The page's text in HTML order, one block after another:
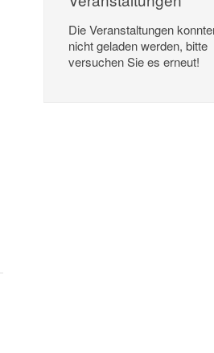
Die Veranstaltungen
nicht geladen werden, bitte
versuchen Sie es erneut!